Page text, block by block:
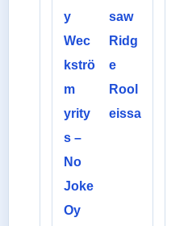
y
Wec
kströ
m
yrity
s –
No
Joke
Oy
saw
Ridg
e
Rool
eissa